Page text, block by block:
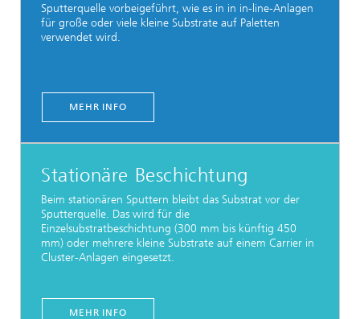
Sputterquelle vorbeigeführt, wie es in in in-line-Anlagen
für große oder viele kleine Substrate auf Paletten
verwendet wird.
MEHR INFO
Stationäre Beschichtung
Beim stationären Sputtern bleibt das Substrat vor der
Sputterquelle. Das wird für die
Einzelsubstratbeschichtung (300 mm bis künftig 450
mm) oder mehrere kleine Substrate auf einem Carrier in
Cluster-Anlagen eingesetzt.
MEHR INFO